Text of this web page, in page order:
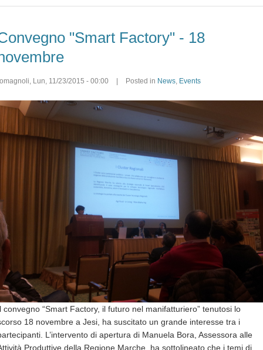
"Smart Factory" - 18
, Lun, 11/23/2015 - 00:00 Posted in News, Events
convegno “Smart Factory, il futuro nel manifatturiero” tenutosi lo
18 novembre a Jesi, ha suscitato un grande interesse tra i
L’intervento di apertura di Manuela Bora, Assessora alle
Produttive della Regione Marche, ha sottolineato che i temi di